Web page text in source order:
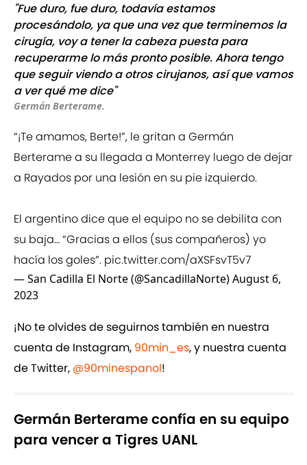
"Fue duro, fue duro, todavía estamos
procesándolo, ya que una vez que terminemos la
cirugía, voy a tener la cabeza puesta para
recuperarme lo más pronto posible. Ahora tengo
que seguir viendo a otros cirujanos, así que vamos
a ver qué me dice"
Germán Berterame.
“¡Te amamos, Berte!”, le gritan a Germán
Berterame a su llegada a Monterrey luego de dejar
a Rayados por una lesión en su pie izquierdo.
El argentino dice que el equipo no se debilita con
su baja… “Gracias a ellos (sus compañeros) yo
hacía los goles”. pic.twitter.com/aXSFsvT5v7
— San Cadilla El Norte (@SancadillaNorte)August 6,
2023
¡No te olvides de seguirnos también en nuestra
cuenta de Instagram, 90min_es, y nuestra cuenta
de Twitter, @90minespanol!
Germán Berterame confía en su equipo
para vencer a Tigres UANL